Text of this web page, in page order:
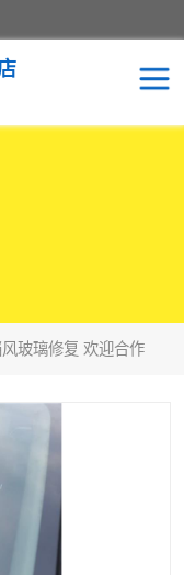
玻璃修复 欢迎合作